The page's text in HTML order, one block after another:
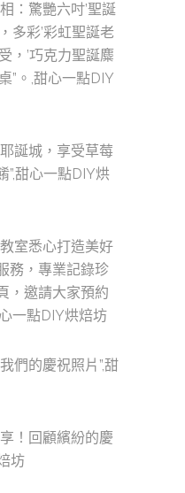
：驚艷六吋’聖誕
多彩’彩虹聖誕老
，’巧克力聖誕麋
”。,甜心一點DIY
誕城，享受草莓
”,甜心一點DIY烘
室悉心打造美好
務，專業記錄珍
，邀請大家預約
一點DIY烘焙坊
們的慶祝照片”,甜
！回顧繽紛的慶
坊